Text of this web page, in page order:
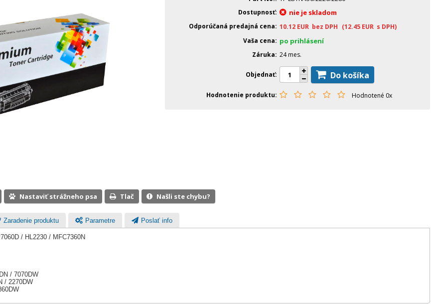
Dostupnosť
nie je skladom
Odporúčaná predajná cena 10.12 EUR bez DPH (12.45 EUR s DPH)
Vaša cena
po prihlásení
Záruka 24 mes.
Objednať Do košíka
Hodnotenie produktu Hodnotené 0x
Nastaviť strážneho psa Tlač Našli ste chybu?
Zaradenie produktu Parametre Poslať info
/ HL2230 / MFC7360N
/ 7070DW
/ 2270DW